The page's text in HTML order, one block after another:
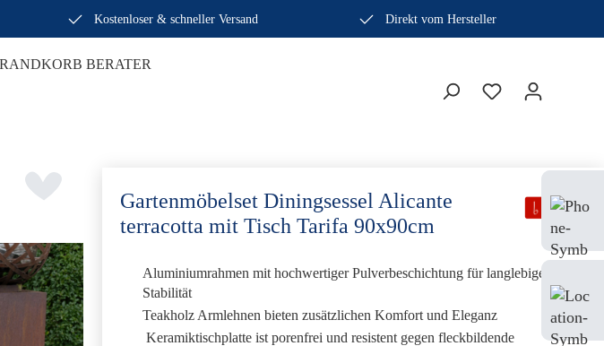
Kostenloser & schneller Versand Direkt vom Hersteller
BERATER
Gartenmöbelset Diningsessel Alicante
terracotta mit Tisch Tarifa 90x90cm
Aluminiumrahmen mit hochwertiger Pulverbeschichtung für langlebige
Stabilität
Teakholz Armlehnen bieten zusätzlichen Komfort und Eleganz
Keramiktischplatte ist porenfrei und resistent gegen fleckbildende